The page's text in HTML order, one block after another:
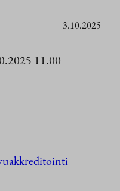
3.10.2025
11.00